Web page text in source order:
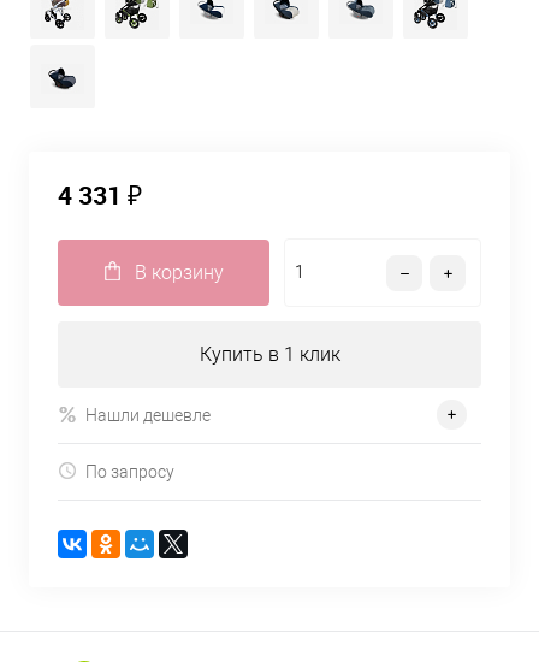
4 331 ₽
В корзину
Купить в 1 клик
Нашли дешевле
По запросу